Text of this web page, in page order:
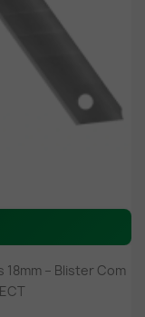
18mm – Blister Com